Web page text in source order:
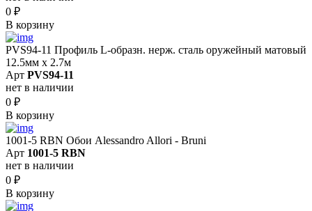
0 ₽
В корзину
PVS94-11 Профиль L-образн. нерж. сталь оружейный матовый
12.5мм х 2.7м
Арт PVS94-11
нет в наличии
0 ₽
В корзину
1001-5 RBN Обои Alessandro Allori - Bruni
Арт 1001-5 RBN
нет в наличии
0 ₽
В корзину